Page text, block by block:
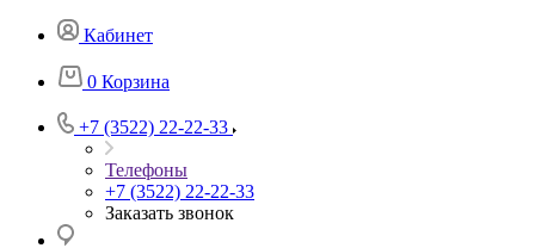
Кабинет
0 Корзина
+7 (3522) 22-22-33
Телефоны
+7 (3522) 22-22-33
Заказать звонок